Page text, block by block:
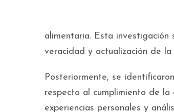
alimentaria. Esta
veracidad y actualización de
Posteriormente, se
respecto al cumplimiento de
experiencias personales y